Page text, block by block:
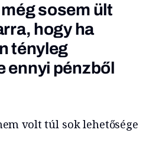
sosem ült
hogy ha
tényleg
ennyi pénzből
volt túl sok lehetősége